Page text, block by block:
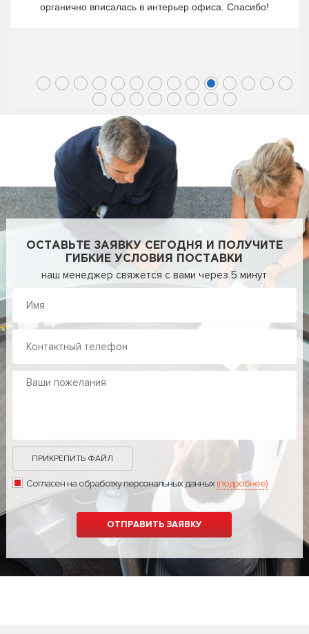
органично вписалась в интерьер офиса. Спасибо!
ОСТАВЬТЕ ЗАЯВКУ СЕГОДНЯ И ПОЛУЧИТЕ
ГИБКИЕ УСЛОВИЯ ПОСТАВКИ
наш менеджер свяжется с вами через 5 минут
ПРИКРЕПИТЬ ФАЙЛ
Согласен на обработку персональных данных(подробнее)